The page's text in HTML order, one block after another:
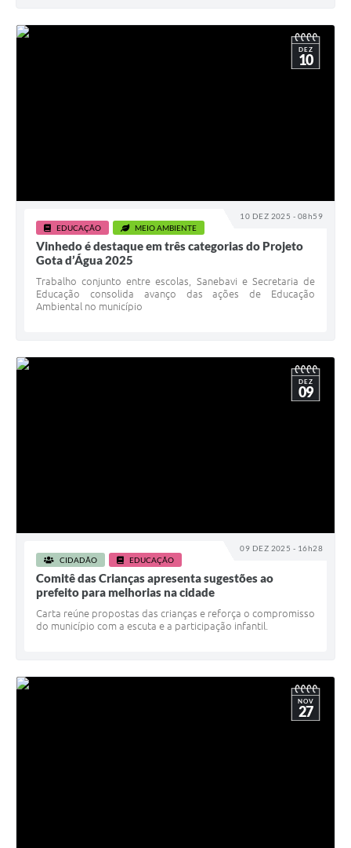
10 DEZ 2025 - 08h59
DEZ
10
EDUCAÇÃO MEIO AMBIENTE
Vinhedo é destaque em três categorias do Projeto
Gota d’Água 2025
Trabalho conjunto entre escolas, Sanebavi e Secretaria de
Educação consolida avanço das ações de Educação
Ambiental no município
09 DEZ 2025 - 16h28
DEZ
09
CIDADÃO EDUCAÇÃO
Comitê das Crianças apresenta sugestões ao
prefeito para melhorias na cidade
Carta reúne propostas das crianças e reforça o compromisso
do município com a escuta e a participação infantil.
NOV
27